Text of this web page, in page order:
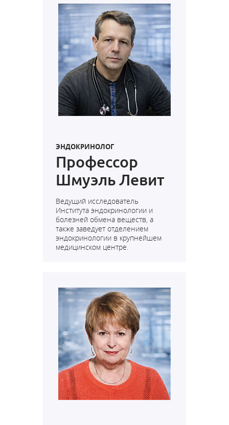
ЭНДОКРИНОЛОГ
Профессор
Шмуэль Левит
Ведущий исследователь
Института эндокринологии и
болезней обмена веществ, а
также заведует отделением
эндокринологии в крупнейшем
медицинском центре.